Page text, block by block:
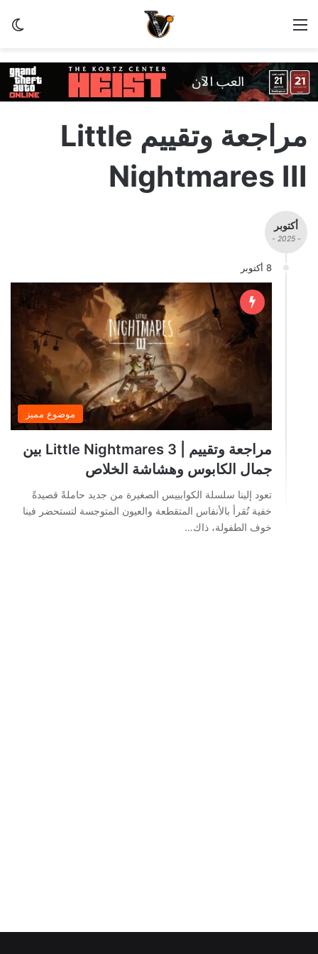
القائمة
مراجعة وتقييم Little
Nightmares III
أكتوبر
- 2025 -
8 أكتوبر
موضوع مميز
مراجعة وتقييم | Little Nightmares 3 بين
جمال الكابوس وهشاشة الخلاص
تعود إلينا سلسلة الكوابييس الصغيرة من جديد حاملةً قصيدةً
خفية تُقرأ بالأنفاس المتقطعة والعيون المتوجسة لتستحضر فينا
خوف الطفولة، ذاك…